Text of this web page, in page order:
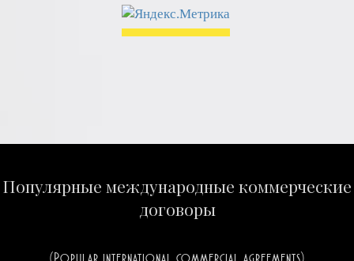
Популярные международные коммерческие
договоры
(Popular international commercial agreements)